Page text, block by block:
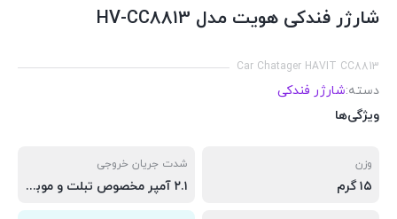
شارژر فندکی هویت مدل HV-CC8813
Car Chatager HAVIT CC8813
دسته:شارژر فندکی
ویژگی‌ها
وزن
۱۵ گرم
شدت جریان خروجی
۲.۱ آمپر مخصوص تبلت و موبایل